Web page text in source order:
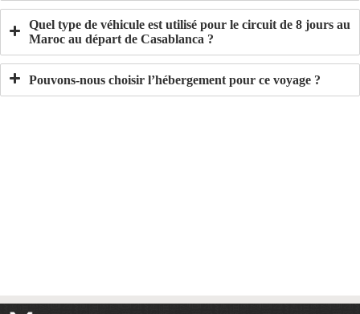
Quel type de véhicule est utilisé pour le circuit de 8 jours au
Maroc au départ de Casablanca ?
Pouvons-nous choisir l’hébergement pour ce voyage ?